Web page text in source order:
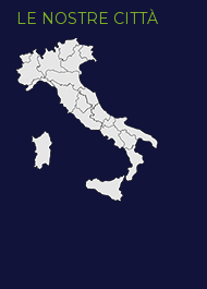
LE NOSTRE CITTÀ